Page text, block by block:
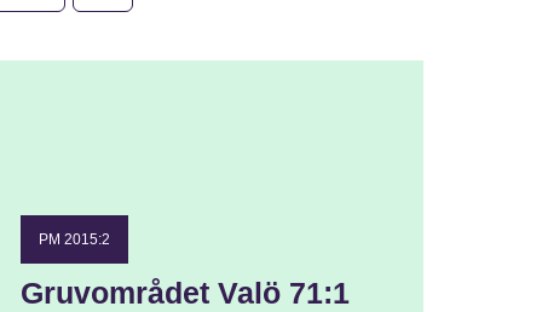
PM 2015:2
Gruvområdet Valö 71:1